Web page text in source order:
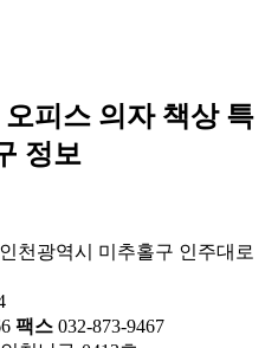
피스 의자 책상 특
정보
인천광역시 미추홀구 인주대로
팩스 032-873-9467